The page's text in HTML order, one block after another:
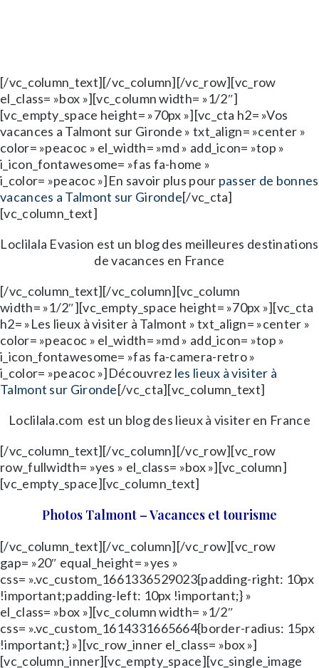
[/vc_column_text][/vc_column][/vc_row][vc_row
el_class= »box »][vc_column width= »1/2″]
[vc_empty_space height= »70px »][vc_cta h2= »Vos
vacances a Talmont sur Gironde » txt_align= »center »
color= »peacoc » el_width= »md » add_icon= »top »
i_icon_fontawesome= »fas fa-home »
i_color= »peacoc »]En savoir plus pour passer de bonnes
vacances a Talmont sur Gironde[/vc_cta]
[vc_column_text]
Loclilala Evasion est un blog des meilleures destinations
de vacances en France
[/vc_column_text][/vc_column][vc_column
width= »1/2″][vc_empty_space height= »70px »][vc_cta
h2= »Les lieux à visiter à Talmont » txt_align= »center »
color= »peacoc » el_width= »md » add_icon= »top »
i_icon_fontawesome= »fas fa-camera-retro »
i_color= »peacoc »]Découvrez les lieux à visiter à
Talmont sur Gironde[/vc_cta][vc_column_text]
Loclilala.com est un blog des lieux à visiter en France
[/vc_column_text][/vc_column][/vc_row][vc_row
row_fullwidth= »yes » el_class= »box »][vc_column]
[vc_empty_space][vc_column_text]
Photos Talmont – Vacances et tourisme
[/vc_column_text][/vc_column][/vc_row][vc_row
gap= »20″ equal_height= »yes »
css= ».vc_custom_1661336529023{padding-right: 10px
!important;padding-left: 10px !important;} »
el_class= »box »][vc_column width= »1/2″
css= ».vc_custom_1614331665664{border-radius: 15px
!important;} »][vc_row_inner el_class= »box »]
[vc_column_inner][vc_empty_space][vc_single_image